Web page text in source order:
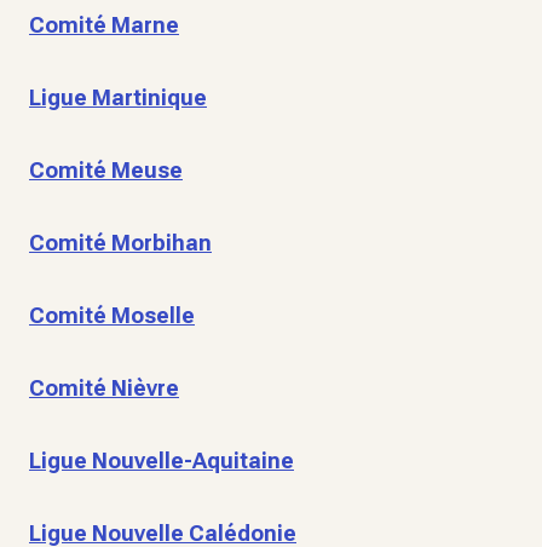
Comité Marne
Ligue Martinique
Comité Meuse
Comité Morbihan
Comité Moselle
Comité Nièvre
Ligue Nouvelle-Aquitaine
Ligue Nouvelle Calédonie